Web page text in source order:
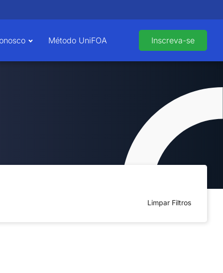
Método UniFOA Inscreva-se
Limpar Filtros